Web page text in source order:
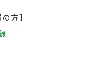
方】